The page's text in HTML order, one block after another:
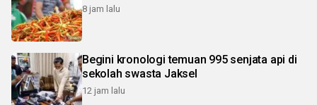
8 jam lalu
Begini kronologi temuan 995 senjata api di
sekolah swasta Jaksel
12 jam lalu